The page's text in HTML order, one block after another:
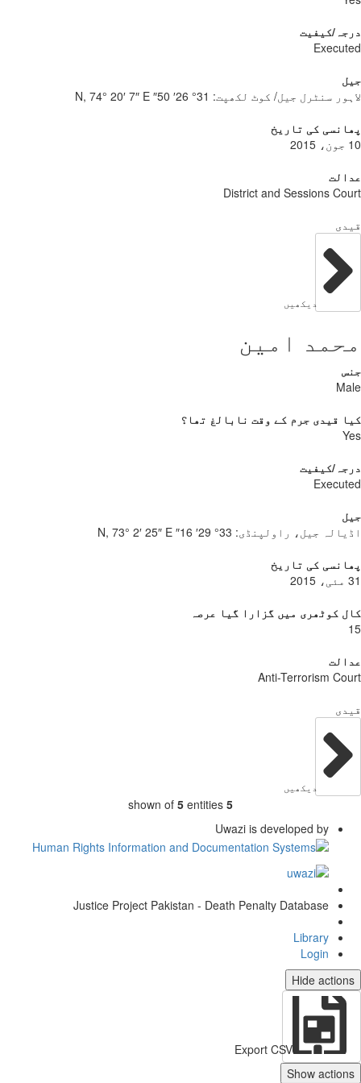
کیفیت
سنٹرل جیل/ کوٹ لکھپت:31° 26′ 50″ N, 74° 20′ 7″ E
کی تاریخ
District and Sessions
دیکھیں
امین
قیدی جرم کے وقت نابالغ تھا؟
کیفیت
جیل، راولپنڈی:33° 29′ 16″ N, 73° 2′ 25″ E
کی تاریخ
کوٹھری میں گزارا گیا عرصہ
Anti-Terrorism
دیکھیں
shown of 5 entities
Uwazi is developed by
Justice Project Pakistan - Death Penalty Database
Library
Login
Hide
Export CSV
Show